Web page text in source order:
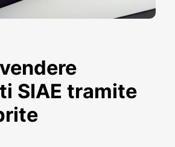
SIAE tramite